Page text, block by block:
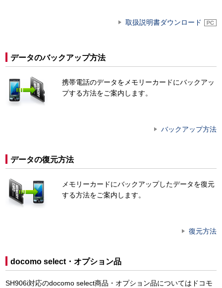
取扱説明書ダウンロード
データのバックアップ方法
携帯電話のデータをメモリーカードにバックアッ
プする方法をご案内します。
バックアップ方法
データの復元方法
メモリーカードにバックアップしたデータを復元
する方法をご案内します。
復元方法
docomo select・オプション品
SH906i対応のdocomo select商品・オプション品についてはドコモ